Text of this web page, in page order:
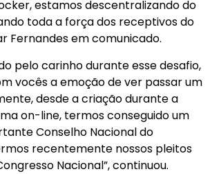
estamos descentralizando do
toda a força dos receptivos do
Fernandes em comunicado.
pelo carinho durante esse desafio,
vocês a emoção de ver passar um
desde a criação durante a
on-line, termos conseguido um
Conselho Nacional do
recentemente nossos pleitos
Nacional”, continuou.